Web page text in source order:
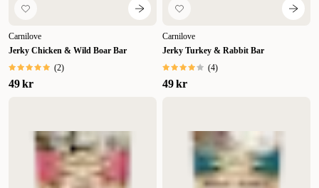
Carnilove
Jerky Chicken & Wild Boar Bar
(2)
49 kr
Carnilove
Jerky Turkey & Rabbit Bar
(4)
49 kr